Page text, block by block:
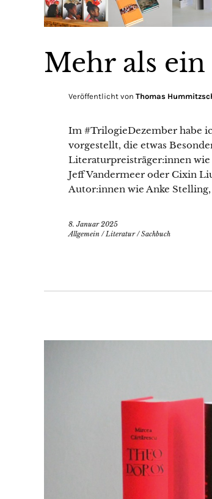
Mehr als
Veröffentlicht von Thomas
Im #TrilogieDezember habe
vorgestellt, die etwas
Literaturpreisträger:innen wie
Jeff Vandermeer oder Cixin
Autor:innen wie Anke
8. Januar 2025
Allgemein /Literatur/Sachbuch